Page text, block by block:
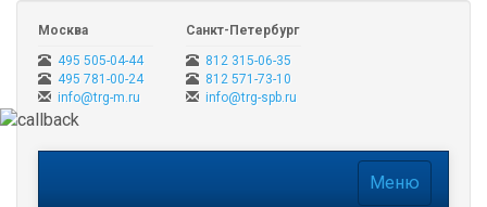
Москва
495 505-04-44
495 781-00-24
info@trg-m.ru
Санкт-Петербург
812 315-06-35
812 571-73-10
info@trg-spb.ru
Меню